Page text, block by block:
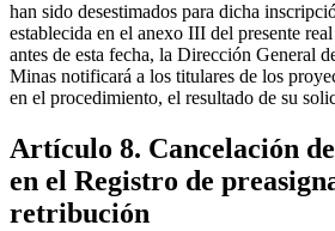
han sido desestimados para dicha
establecida en el anexo III del presente
antes de esta fecha, la Dirección General
Minas notificará a los titulares de los
en el procedimiento, el resultado de su
Artículo 8. Cancelación
en el Registro de
retribución